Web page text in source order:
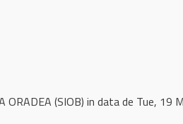
(SIOB) in data de Tue, 19